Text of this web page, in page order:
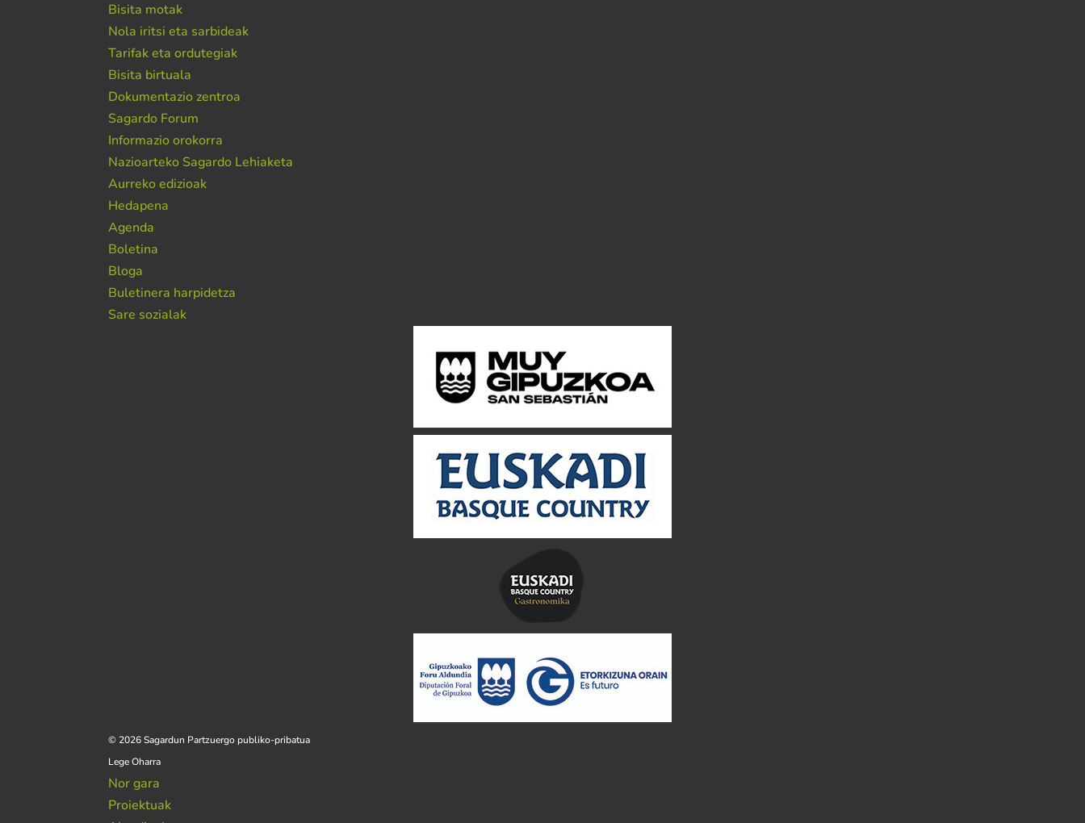
Bisita motak
Nola iritsi eta sarbideak
Tarifak eta ordutegiak
Bisita birtuala
Dokumentazio zentroa
Sagardo Forum
Informazio orokorra
Nazioarteko Sagardo Lehiaketa
Aurreko edizioak
Hedapena
Agenda
Boletina
Bloga
Buletinera harpidetza
Sare sozialak
© 2026 Sagardun Partzuergo publiko-pribatua
Lege Oharra
Nor gara
Proiektuak